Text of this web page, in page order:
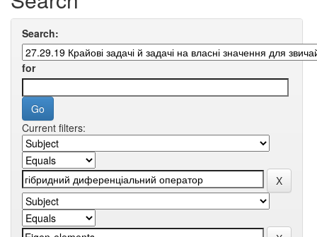
Search:
for
Current filters: